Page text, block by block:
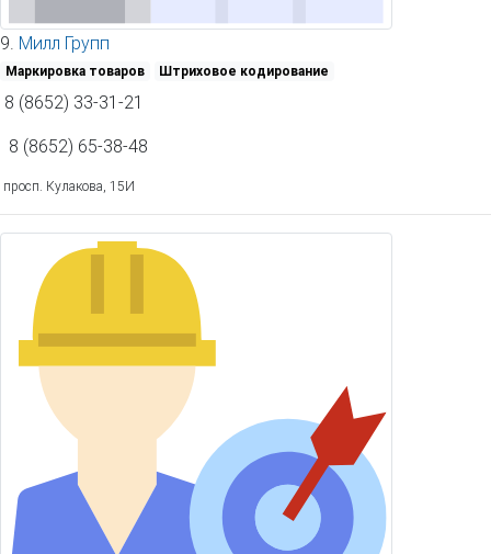
9. Милл Групп
Маркировка товаров Штриховое кодирование
8 (8652) 33-31-21
8 (8652) 65-38-48
просп. Кулакова, 15И